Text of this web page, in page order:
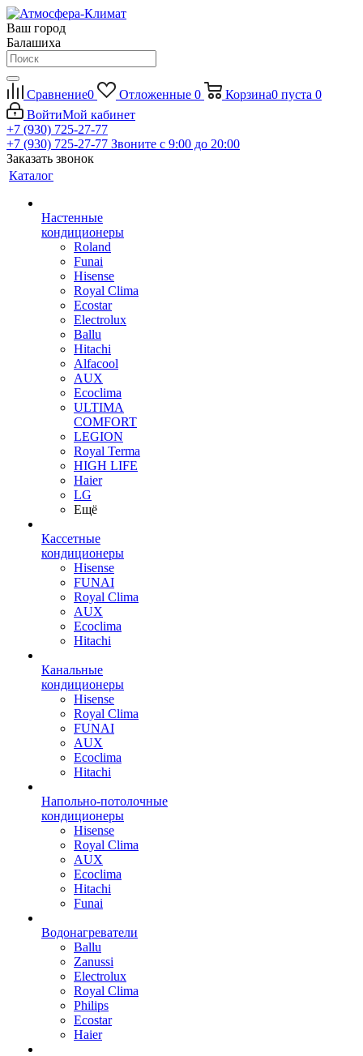
Ваш город
Балашиха
Сравнение0 Отложенные 0 Корзина0 пуста 0
ВойтиМой кабинет
+7 (930) 725-27-77
+7 (930) 725-27-77 Звоните с 9:00 до 20:00
Заказать звонок
Каталог
Настенные
кондиционеры
Roland
Funai
Hisense
Royal Clima
Ecostar
Electrolux
Ballu
Hitachi
Alfacool
AUX
Ecoclima
ULTIMA
COMFORT
LEGION
Royal Terma
HIGH LIFE
Haier
LG
Ещё
Кассетные
кондиционеры
Hisense
FUNAI
Royal Clima
AUX
Ecoclima
Hitachi
Канальные
кондиционеры
Hisense
Royal Clima
FUNAI
AUX
Ecoclima
Hitachi
Напольно-потолочные
кондиционеры
Hisense
Royal Clima
AUX
Ecoclima
Hitachi
Funai
Водонагреватели
Ballu
Zanussi
Electrolux
Royal Clima
Philips
Ecostar
Haier